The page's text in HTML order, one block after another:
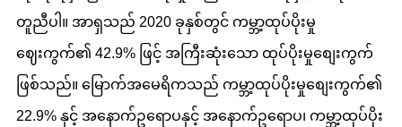
တူညီပါ။ အာရှသည် 2020 ခုနှစ်တွင် ကမ္ဘာ့ထုပ်ပိုးမှု
ဈေးကွက်၏ 42.9% ဖြင့် အကြီးဆုံးသော ထုပ်ပိုးမှုစျေးကွက်
ဖြစ်သည်။ မြောက်အမေရိကသည် ကမ္ဘာ့ထုပ်ပိုးမှုစျေးကွက်၏
22.9% နှင့် အနောက်ဥရောပနှင့် အနောက်ဥရောပ၊ ကမ္ဘာ့ထုပ်ပိုး